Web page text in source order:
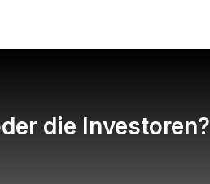
die Investoren?